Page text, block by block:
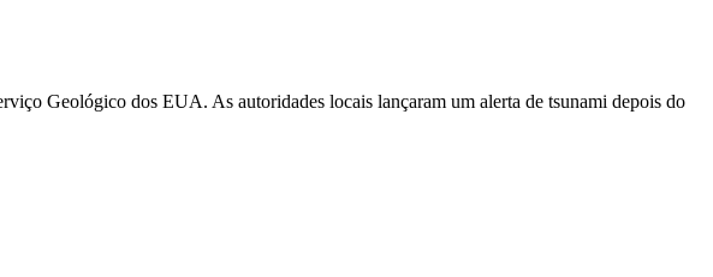
Geológico dos EUA. As autoridades locais lançaram um alerta de tsunami depois do